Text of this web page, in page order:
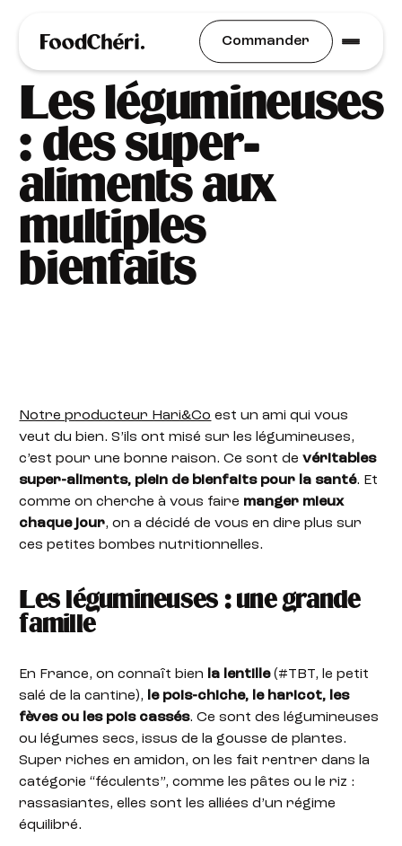
Commander
Idées Recettes
Les légumineuses
: des super-
aliments aux
multiples
bienfaits
Notre producteur Hari&Co est un ami qui vous
veut du bien. S’ils ont misé sur les légumineuses,
c’est pour une bonne raison. Ce sont devéritables
super-aliments, plein de bienfaits pour la santé. Et
comme on cherche à vous faire manger mieux
chaque jour, on a décidé de vous en dire plus sur
ces petites bombes nutritionnelles.
Les légumineuses : une grande
famille
En France, on connaît bien la lentille(#TBT, le petit
salé de la cantine),
le pois-chiche, le haricot, les
fèves ou les pois cassés. Ce sont des légumineuses
ou légumes secs, issus de la gousse de plantes.
Super riches en amidon, on les fait rentrer dans la
catégorie “féculents”, comme les pâtes ou le riz :
rassasiantes, elles sont les alliées d’un régime
équilibré.